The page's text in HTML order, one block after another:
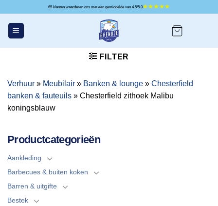
inhoud
65 klanten waarderen ons met een gemiddelde van 4.5/5.0
FILTER
Verhuur » Meubilair » Banken & lounge » Chesterfield
banken & fauteuils » Chesterfield zithoek Malibu
koningsblauw
Productcategorieën
Aankleding
Barbecues & buiten koken
Barren & uitgifte
Bestek